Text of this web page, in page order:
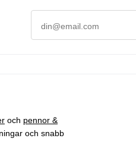
och pennor &
och snabb